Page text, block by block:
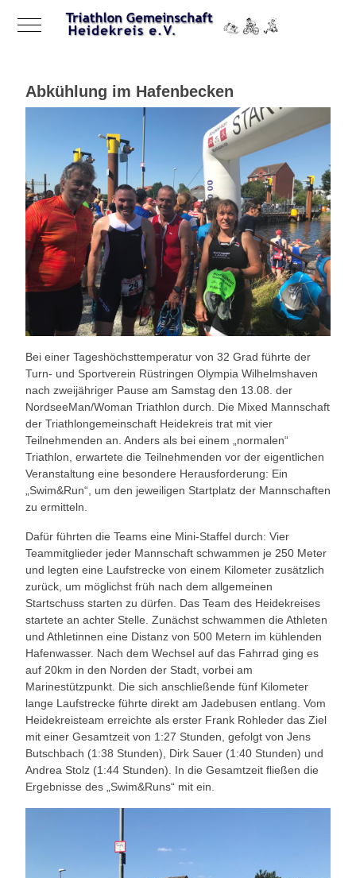
Mobile Menu Toggle
Abkühlung im Hafenbecken
Bei einer Tageshöchsttemperatur von 32 Grad führte der
Turn- und Sportverein Rüstringen Olympia Wilhelmshaven
nach zweijähriger Pause am Samstag den 13.08. der
NordseeMan/Woman Triathlon durch. Die Mixed Mannschaft
der Triathlongemeinschaft Heidekreis trat mit vier
Teilnehmenden an. Anders als bei einem „normalen“
Triathlon, erwartete die Teilnehmenden vor der eigentlichen
Veranstaltung eine besondere Herausforderung: Ein
„Swim&Run“, um den jeweiligen Startplatz der Mannschaften
zu ermitteln.
Dafür führten die Teams eine Mini-Staffel durch: Vier
Teammitglieder jeder Mannschaft schwammen je 250 Meter
und legten eine Laufstrecke von einem Kilometer zusätzlich
zurück, um möglichst früh nach dem allgemeinen
Startschuss starten zu dürfen. Das Team des Heidekreises
startete an achter Stelle. Zunächst schwammen die Athleten
und Athletinnen eine Distanz von 500 Metern im kühlenden
Hafenwasser. Nach dem Wechsel auf das Fahrrad ging es
auf 20km in den Norden der Stadt, vorbei am
Marinestützpunkt. Die sich anschließende fünf Kilometer
lange Laufstrecke führte direkt am Jadebusen entlang. Vom
Heidekreisteam erreichte als erster Frank Rohleder das Ziel
mit einer Gesamtzeit von 1:27 Stunden, gefolgt von Jens
Butschbach (1:38 Stunden), Dirk Sauer (1:40 Stunden) und
Andrea Stolz (1:44 Stunden). In die Gesamtzeit fließen die
Ergebnisse des „Swim&Runs“ mit ein.